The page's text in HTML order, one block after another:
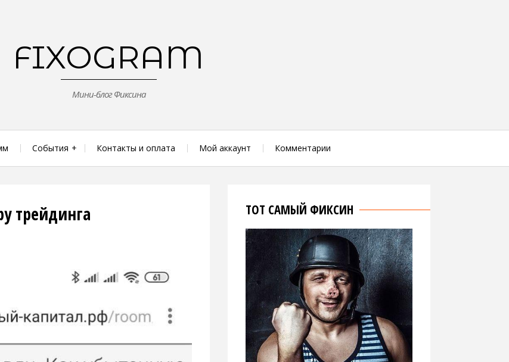
FIXOGRAM
Мини-блог Фиксина
События Контакты и оплата Мой аккаунт Комментарии
трейдинга ТОТ САМЫЙ ФИКСИН